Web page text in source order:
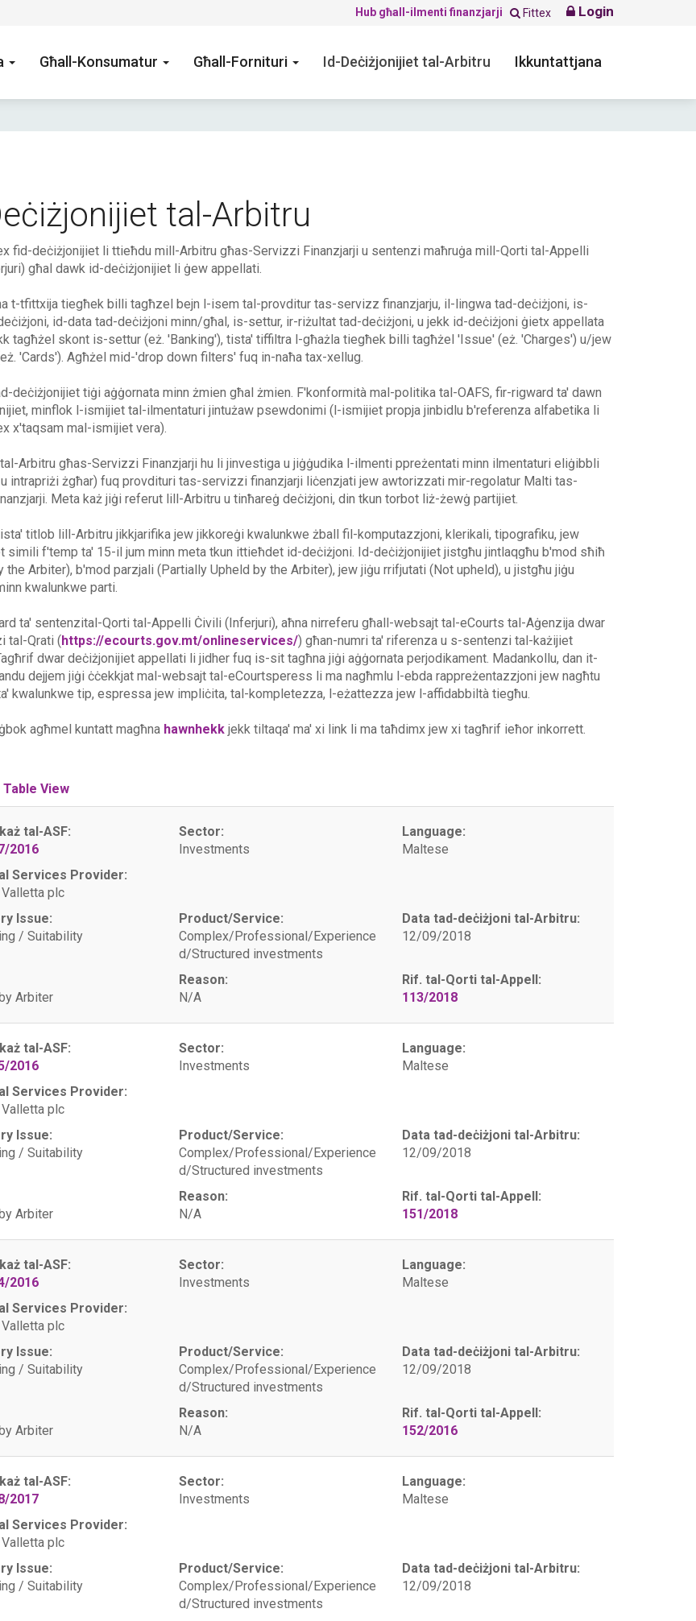
Hub għall-ilmenti finanzjarji Fittex Login
Għall-Konsumatur Għall-Fornituri Id-Deċiżjonijiet tal-Arbitru Ikkuntattjana
tal-Arbitru
fid-deċiżjonijiet li ttieħdu mill-Arbitru għas-Servizzi Finanzjarji u sentenzi maħruġa mill-Qorti tal-Appelli
għal dawk id-deċiżjonijiet li ġew appellati.
t-tfittxija tiegħek billi tagħzel bejn l-isem tal-provditur tas-servizz finanzjarju, il-lingwa tad-deċiżjoni, is-
id-data tad-deċiżjoni minn/għal, is-settur, ir-riżultat tad-deċiżjoni, u jekk id-deċiżjoni ġietx appellata
tagħżel skont is-settur (eż. 'Banking'), tista' tiffiltra l-għażla tiegħek billi tagħżel 'Issue' (eż. 'Charges') u/jew
'Cards'). Agħżel mid-'drop down filters' fuq in-naħa tax-xellug.
deċiżjonijiet tiġi aġġornata minn żmien għal żmien. F'konformità mal-politika tal-OAFS, fir-rigward ta' dawn
minflok l-ismijiet tal-ilmentaturi jintużaw psewdonimi (l-ismijiet propja jinbidlu b'referenza alfabetika li
x'taqsam mal-ismijiet vera).
Arbitru għas-Servizzi Finanzjarji hu li jinvestiga u jiġġudika l-ilmenti ppreżentati minn ilmentaturi eliġibbli
intrapriżi żgħar) fuq provdituri tas-servizzi finanzjarji liċenzjati jew awtorizzati mir-regolatur Malti tas-
Meta każ jiġi referut lill-Arbitru u tinħareġ deċiżjoni, din tkun torbot liż-żewġ partijiet.
titlob lill-Arbitru jikkjarifika jew jikkoreġi kwalunkwe żball fil-komputazzjoni, klerikali, tipografiku, jew
simili f'temp ta' 15-il jum minn meta tkun ittieħdet id-deċiżjoni. Id-deċiżjonijiet jistgħu jintlaqgħu b'mod sħiħ
the Arbiter), b'mod parzjali (Partially Upheld by the Arbiter), jew jiġu rrifjutati (Not upheld), u jistgħu jiġu
kwalunkwe parti.
ta' sentenzital-Qorti tal-Appelli Ċivili (Inferjuri), aħna nirreferu għall-websajt tal-eCourts tal-Aġenzija dwar
tal-Qrati (https://ecourts.gov.mt/onlineservices/) għan-numri ta' riferenza u s-sentenzi tal-każijiet
dwar deċiżjonijiet appellati li jidher fuq is-sit tagħna jiġi aġġornata perjodikament. Madankollu, dan it-
dejjem jiġi ċċekkjat mal-websajt tal-eCourtsperess li ma nagħmlu l-ebda rappreżentazzjoni jew nagħtu
kwalunkwe tip, espressa jew impliċita, tal-kompletezza, l-eżattezza jew l-affidabbiltà tiegħu.
agħmel kuntatt magħna hawnhekkjekk tiltaqa' ma' xi link li ma taħdimx jew xi tagħrif ieħor inkorrett.
View
tal-ASF:
2016
Sector:
Investments
Language:
Maltese
Services Provider:
plc
Issue:
/ Suitability
Product/Service:
Complex/Professional/Experience
d/Structured investments
Data tad-deċiżjoni tal-Arbitru:
12/09/2018
Arbiter
Reason:
N/A
Rif. tal-Qorti tal-Appell:
113/2018
tal-ASF:
2016
Sector:
Investments
Language:
Maltese
Services Provider:
plc
Issue:
/ Suitability
Product/Service:
Complex/Professional/Experience
d/Structured investments
Data tad-deċiżjoni tal-Arbitru:
12/09/2018
Arbiter
Reason:
N/A
Rif. tal-Qorti tal-Appell:
151/2018
tal-ASF:
2016
Sector:
Investments
Language:
Maltese
Services Provider:
plc
Issue:
/ Suitability
Product/Service:
Complex/Professional/Experience
d/Structured investments
Data tad-deċiżjoni tal-Arbitru:
12/09/2018
Arbiter
Reason:
N/A
Rif. tal-Qorti tal-Appell:
152/2016
tal-ASF:
2017
Sector:
Investments
Language:
Maltese
Services Provider:
plc
Issue:
/ Suitability
Product/Service:
Complex/Professional/Experience
d/Structured investments
Data tad-deċiżjoni tal-Arbitru:
12/09/2018